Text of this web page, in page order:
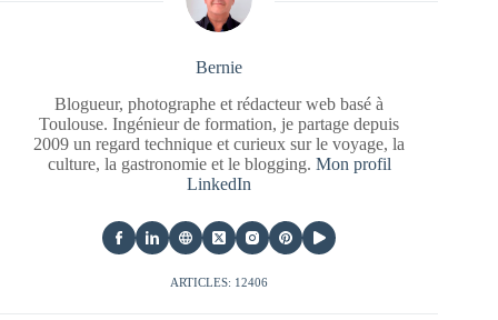
Bernie
Blogueur, photographe et rédacteur web basé à
Toulouse. Ingénieur de formation, je partage depuis
2009 un regard technique et curieux sur le voyage, la
culture, la gastronomie et le blogging. Mon profil
LinkedIn
ARTICLES: 12406